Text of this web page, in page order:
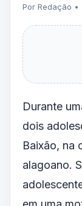
Por Redação •
Durante
dois
Baixão, na
alagoano.